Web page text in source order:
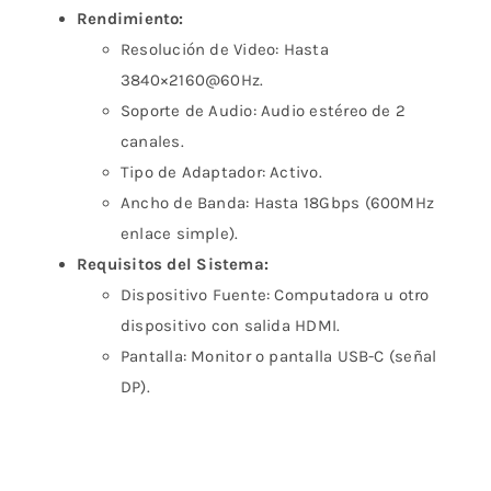
Rendimiento:
Resolución de Video: Hasta
3840×2160@60Hz.
Soporte de Audio: Audio estéreo de 2
canales.
Tipo de Adaptador: Activo.
Ancho de Banda: Hasta 18Gbps (600MHz
enlace simple).
Requisitos del Sistema:
Dispositivo Fuente: Computadora u otro
dispositivo con salida HDMI.
Pantalla: Monitor o pantalla USB-C (señal
DP).